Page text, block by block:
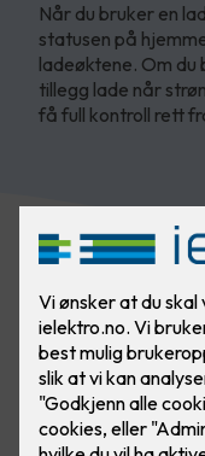
Når du bruker en
statusen på
ladeøktene. Om du
tillegg lade når
få full kontroll rett